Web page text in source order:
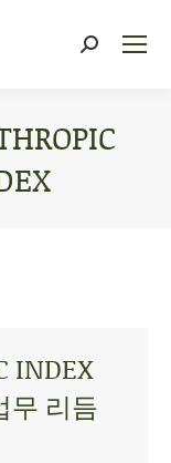
INDEX
무 리듬